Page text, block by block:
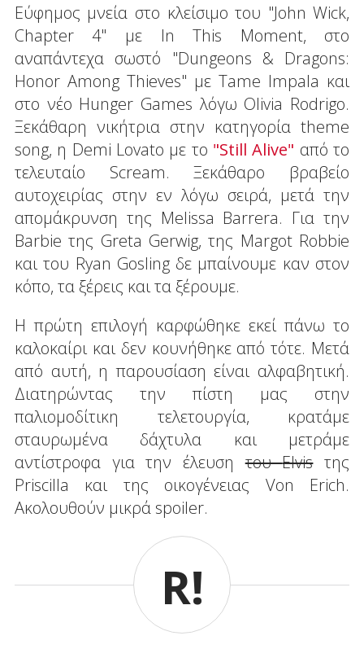
Εύφημος μνεία στο κλείσιμο του "John Wick,
Chapter 4" με In This Moment, στο
αναπάντεχα σωστό "Dungeons & Dragons:
Honor Among Thieves" με Tame Impala και
στο νέο Hunger Games λόγω Olivia Rodrigo.
Ξεκάθαρη νικήτρια στην κατηγορία theme
song, η Demi Lovato με το "Still Alive" από το
τελευταίο Scream. Ξεκάθαρο βραβείο
αυτοχειρίας στην εν λόγω σειρά, μετά την
απομάκρυνση της Melissa Barrera. Για την
Barbie της Greta Gerwig, της Margot Robbie
και του Ryan Gosling δε μπαίνουμε καν στον
κόπο, τα ξέρεις και τα ξέρουμε.
Η πρώτη επιλογή καρφώθηκε εκεί πάνω το
καλοκαίρι και δεν κουνήθηκε από τότε. Μετά
από αυτή, η παρουσίαση είναι αλφαβητική.
Διατηρώντας την πίστη μας στην
παλιομοδίτικη τελετουργία, κρατάμε
σταυρωμένα δάχτυλα και μετράμε
αντίστροφα για την έλευσητουElvisτης
Priscilla και της οικογένειας Von Erich.
Ακολουθούν μικρά spoiler.
R!